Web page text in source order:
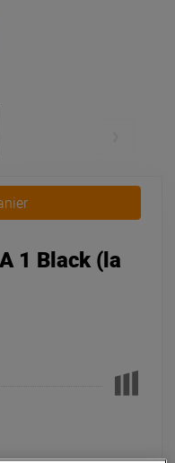
1 Black (la